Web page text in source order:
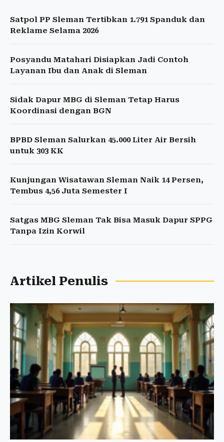
Satpol PP Sleman Tertibkan 1.791 Spanduk dan
Reklame Selama 2026
Posyandu Matahari Disiapkan Jadi Contoh
Layanan Ibu dan Anak di Sleman
Sidak Dapur MBG di Sleman Tetap Harus
Koordinasi dengan BGN
BPBD Sleman Salurkan 45.000 Liter Air Bersih
untuk 303 KK
Kunjungan Wisatawan Sleman Naik 14 Persen,
Tembus 4,56 Juta Semester I
Satgas MBG Sleman Tak Bisa Masuk Dapur SPPG
Tanpa Izin Korwil
Artikel Penulis